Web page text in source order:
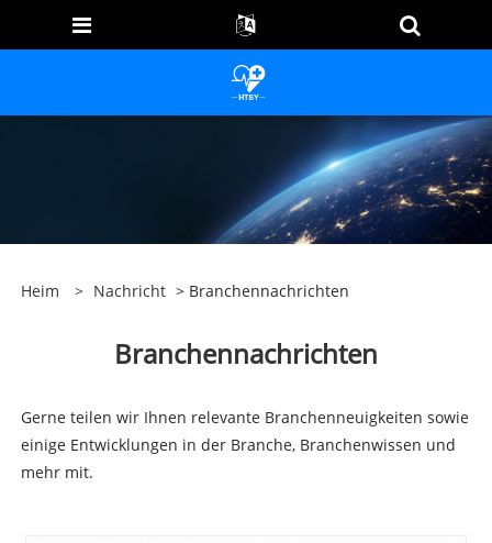
Heim > Nachricht > Branchennachrichten
Branchennachrichten
Gerne teilen wir Ihnen relevante Branchenneuigkeiten sowie
einige Entwicklungen in der Branche, Branchenwissen und
mehr mit.